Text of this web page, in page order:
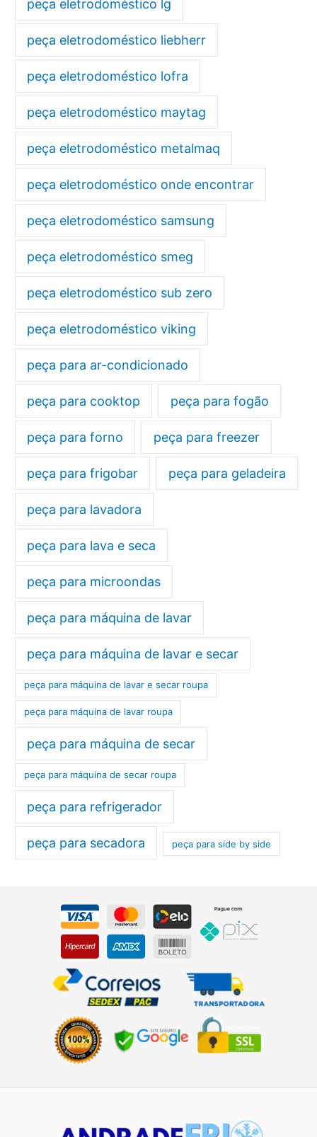
peça eletrodoméstico lg
peça eletrodoméstico liebherr
peça eletrodoméstico lofra
peça eletrodoméstico maytag
peça eletrodoméstico metalmaq
peça eletrodoméstico onde encontrar
peça eletrodoméstico samsung
peça eletrodoméstico smeg
peça eletrodoméstico sub zero
peça eletrodoméstico viking
peça para ar-condicionado
peça para cooktop peça para fogão
peça para forno peça para freezer
peça para frigobar peça para geladeira
peça para lavadora
peça para lava e seca
peça para microondas
peça para máquina de lavar
peça para máquina de lavar e secar
peça para máquina de lavar e secar roupa
peça para máquina de lavar roupa
peça para máquina de secar
peça para máquina de secar roupa
peça para refrigerador
peça para secadora peça para side by side